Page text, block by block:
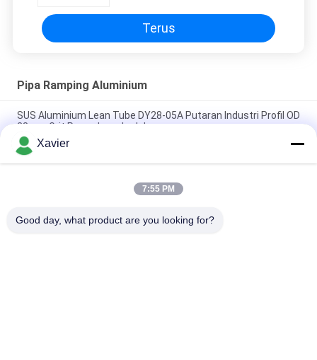
Terus
Pipa Ramping Aluminium
SUS Aluminium Lean Tube DY28-05A Putaran Industri Profil OD
28mm Grit Permukaan Ledakan
DY28-03A Industrial Aluminium Silver Alloy Pipe OD 28mm
Workbench Rack Lean Tube
DY28-05A OD 28mm Anodizing Alloy Aluminium Lean Tube
Xavier
7:55 PM
Good day, what product are you looking for?